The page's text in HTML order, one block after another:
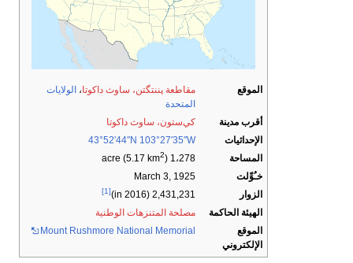
الموقع مقاطعة پننتگتن، ساوث داكوتا، الولايات
المتحدة
أقرب مدينة
كي‌ستون، ساوث داكوتا
الإحداثيات
43°52′44″N 103°27′35″W
المساحة
1،278 acre (5.17 km 2)
خـُوِّلت
March 3, 1925
الزوار
2,431,231 (in 2016)
[1]
الهيئة الحاكمة
مصلحة المتنزهات الوطنية
الموقع
الإلكتروني
Mount Rushmore National Memorial